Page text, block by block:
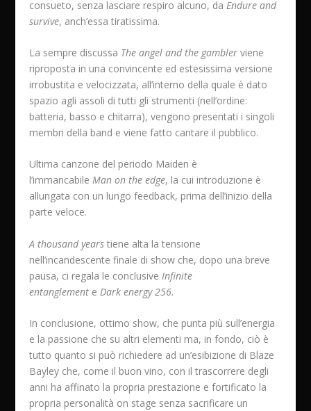
consueto, senza lasciare respiro alcuno, da Endure and
survive, anch’essa tiratissima.
La sempre discussa The angel and the gamblerviene
riproposta in una convincente ed estesissima versione
irrobustita e velocizzata, all’interno della quale è dato
spazio agli assoli di tutti gli strumenti (nell’ordine:
batteria, basso e chitarra), vengono presentati i singoli
membri della band e viene fatto cantare il pubblico.
Ultima canzone del periodo Maiden è
l’immancabileMan on the edge, la cui introduzione è
allungata con un lungo feedback, prima dell’inizio della
parte veloce.
A thousand yearstiene alta la tensione
nell’incandescente finale di show che, dopo una breve
pausa, ci regala le conclusiveInfinite
entanglement eDark energy 256.
In conclusione, ottimo show, che punta più sull’energia
e la passione che su altri elementi ma, in fondo, ciò è
tutto quanto si può richiedere ad un’esibizione di Blaze
Bayley che, come il buon vino, con il trascorrere degli
anni ha affinato la propria prestazione e fortificato la
propria personalità on stage senza sacrificare un